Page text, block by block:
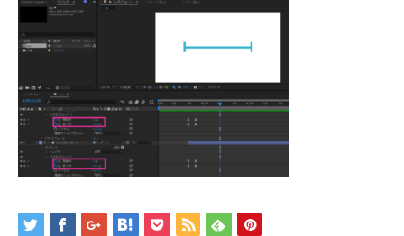
privacy policy